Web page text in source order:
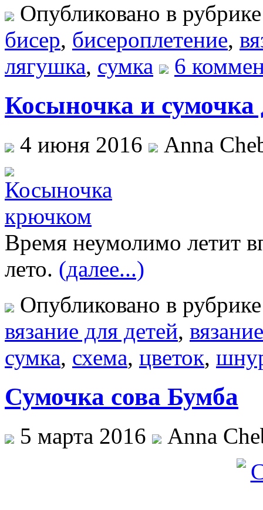
Опубликовано в
бисер, бисероплетение,
лягушка, сумка 6
Косыночка и сумочка
4 июня 2016 Anna
Время неумолимо летит
лето. (далее...)
Опубликовано в
вязание для детей,
сумка, схема, цветок,
Сумочка сова Бумба
5 марта 2016 Anna